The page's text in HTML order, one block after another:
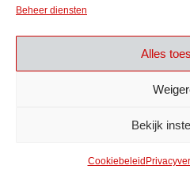
Beheer diensten
Alles
Bekijk
Cookiebeleid